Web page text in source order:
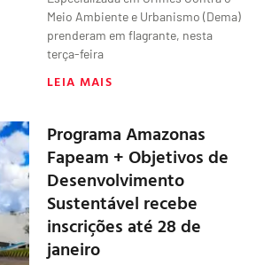
Meio Ambiente e Urbanismo (Dema)
prenderam em flagrante, nesta
terça-feira
LEIA MAIS
Programa Amazonas
Fapeam + Objetivos de
Desenvolvimento
Sustentável recebe
inscrições até 28 de
janeiro